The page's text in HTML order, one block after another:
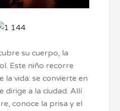
su cuerpo, la
Este niño recorre
la vida: se convierte en
dirige a la ciudad. Allí
conoce la prisa y el